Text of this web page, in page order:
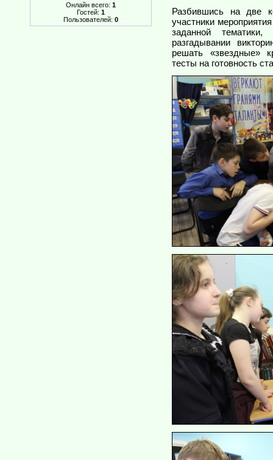
Онлайн всего: 1
Гостей: 1
Пользователей: 0
Разбившись на две
участники
заданной тематики,
разгадывании
решать «звездные»
тесты на готовность